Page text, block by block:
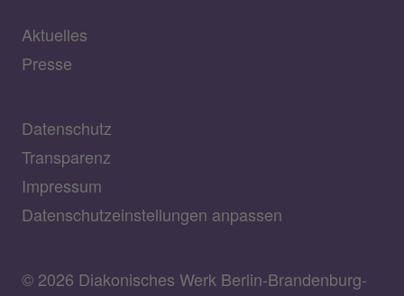
Aktuelles
Presse
Datenschutz
Transparenz
Impressum
Datenschutzeinstellungen anpassen
© 2026 Diakonisches Werk Berlin-Brandenburg-